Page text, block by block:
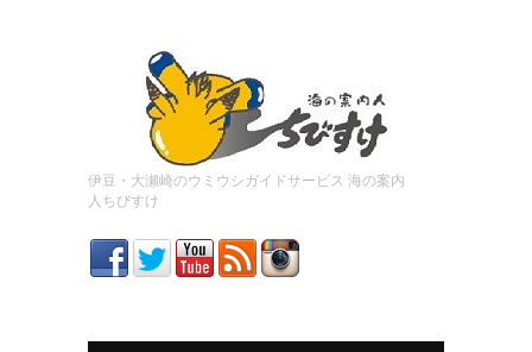
伊豆・大瀬崎のウミウシガイドサービス 海の案内
人ちびすけ